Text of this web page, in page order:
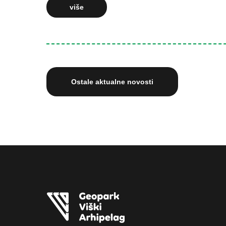
više
Ostale aktualne novosti